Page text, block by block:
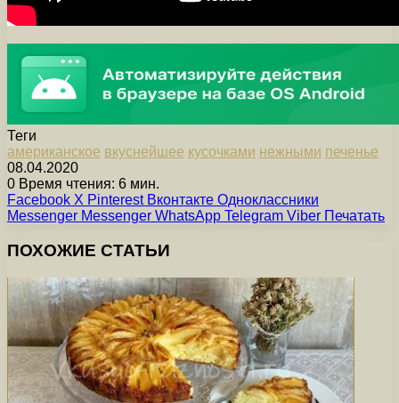
Теги
американское вкуснейшее кусочками нежными печенье
08.04.2020
0 Время чтения: 6 мин.
Facebook X Pinterest Вконтакте Одноклассники
Messenger Messenger WhatsApp Telegram Viber Печатать
ПОХОЖИЕ СТАТЬИ